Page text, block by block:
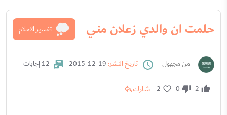
حلمت ان والدي زعلان مني تفسير الاحلام
من مجهول تاريخ النشر: 12 إجابات
2
0
2 شارك